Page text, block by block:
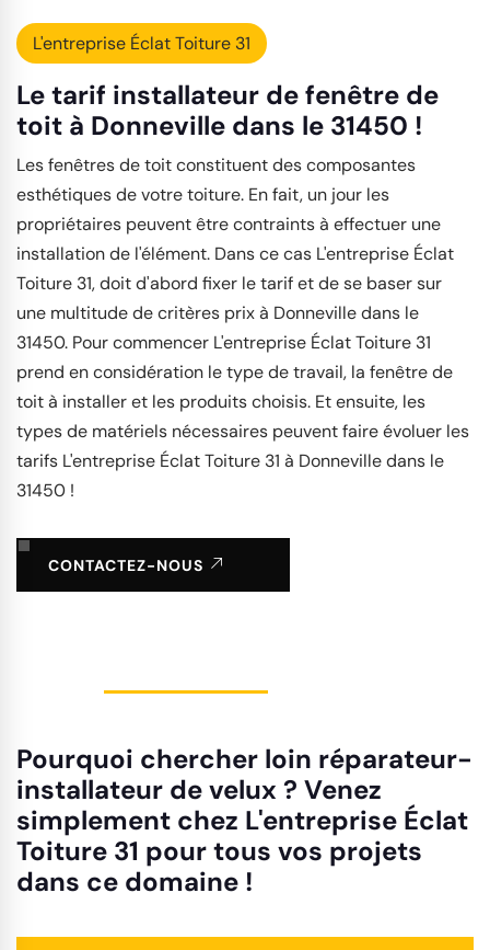
L'entreprise Éclat Toiture 31
Le tarif installateur de fenêtre de
toit à Donneville dans le 31450 !
Les fenêtres de toit constituent des composantes
esthétiques de votre toiture. En fait, un jour les
propriétaires peuvent être contraints à effectuer une
installation de l'élément. Dans ce cas L'entreprise Éclat
Toiture 31, doit d'abord fixer le tarif et de se baser sur
une multitude de critères prix à Donneville dans le
31450. Pour commencer L'entreprise Éclat Toiture 31
prend en considération le type de travail, la fenêtre de
toit à installer et les produits choisis. Et ensuite, les
types de matériels nécessaires peuvent faire évoluer les
tarifs L'entreprise Éclat Toiture 31 à Donneville dans le
31450 !
CONTACTEZ-NOUS
Pourquoi chercher loin réparateur-
installateur de velux ? Venez
simplement chez L'entreprise Éclat
Toiture 31 pour tous vos projets
dans ce domaine !